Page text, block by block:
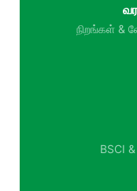
நிறங்கள் &
BSCI